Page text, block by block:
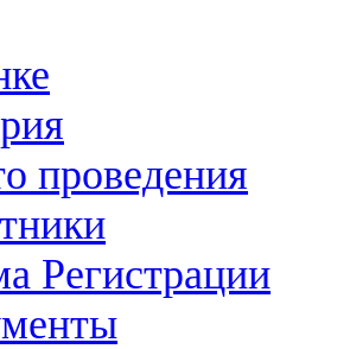
проведения
Регистрации